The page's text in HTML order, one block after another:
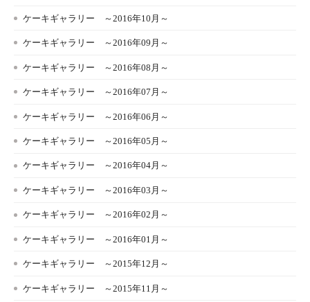
ケーキギャラリー ～2016年10月～
ケーキギャラリー ～2016年09月～
ケーキギャラリー ～2016年08月～
ケーキギャラリー ～2016年07月～
ケーキギャラリー ～2016年06月～
ケーキギャラリー ～2016年05月～
ケーキギャラリー ～2016年04月～
ケーキギャラリー ～2016年03月～
ケーキギャラリー ～2016年02月～
ケーキギャラリー ～2016年01月～
ケーキギャラリー ～2015年12月～
ケーキギャラリー ～2015年11月～